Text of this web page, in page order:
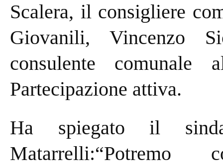
Scalera, il consigliere
Giovanili, Vincenzo
consulente
Partecipazione attiva.
Ha spiegato il